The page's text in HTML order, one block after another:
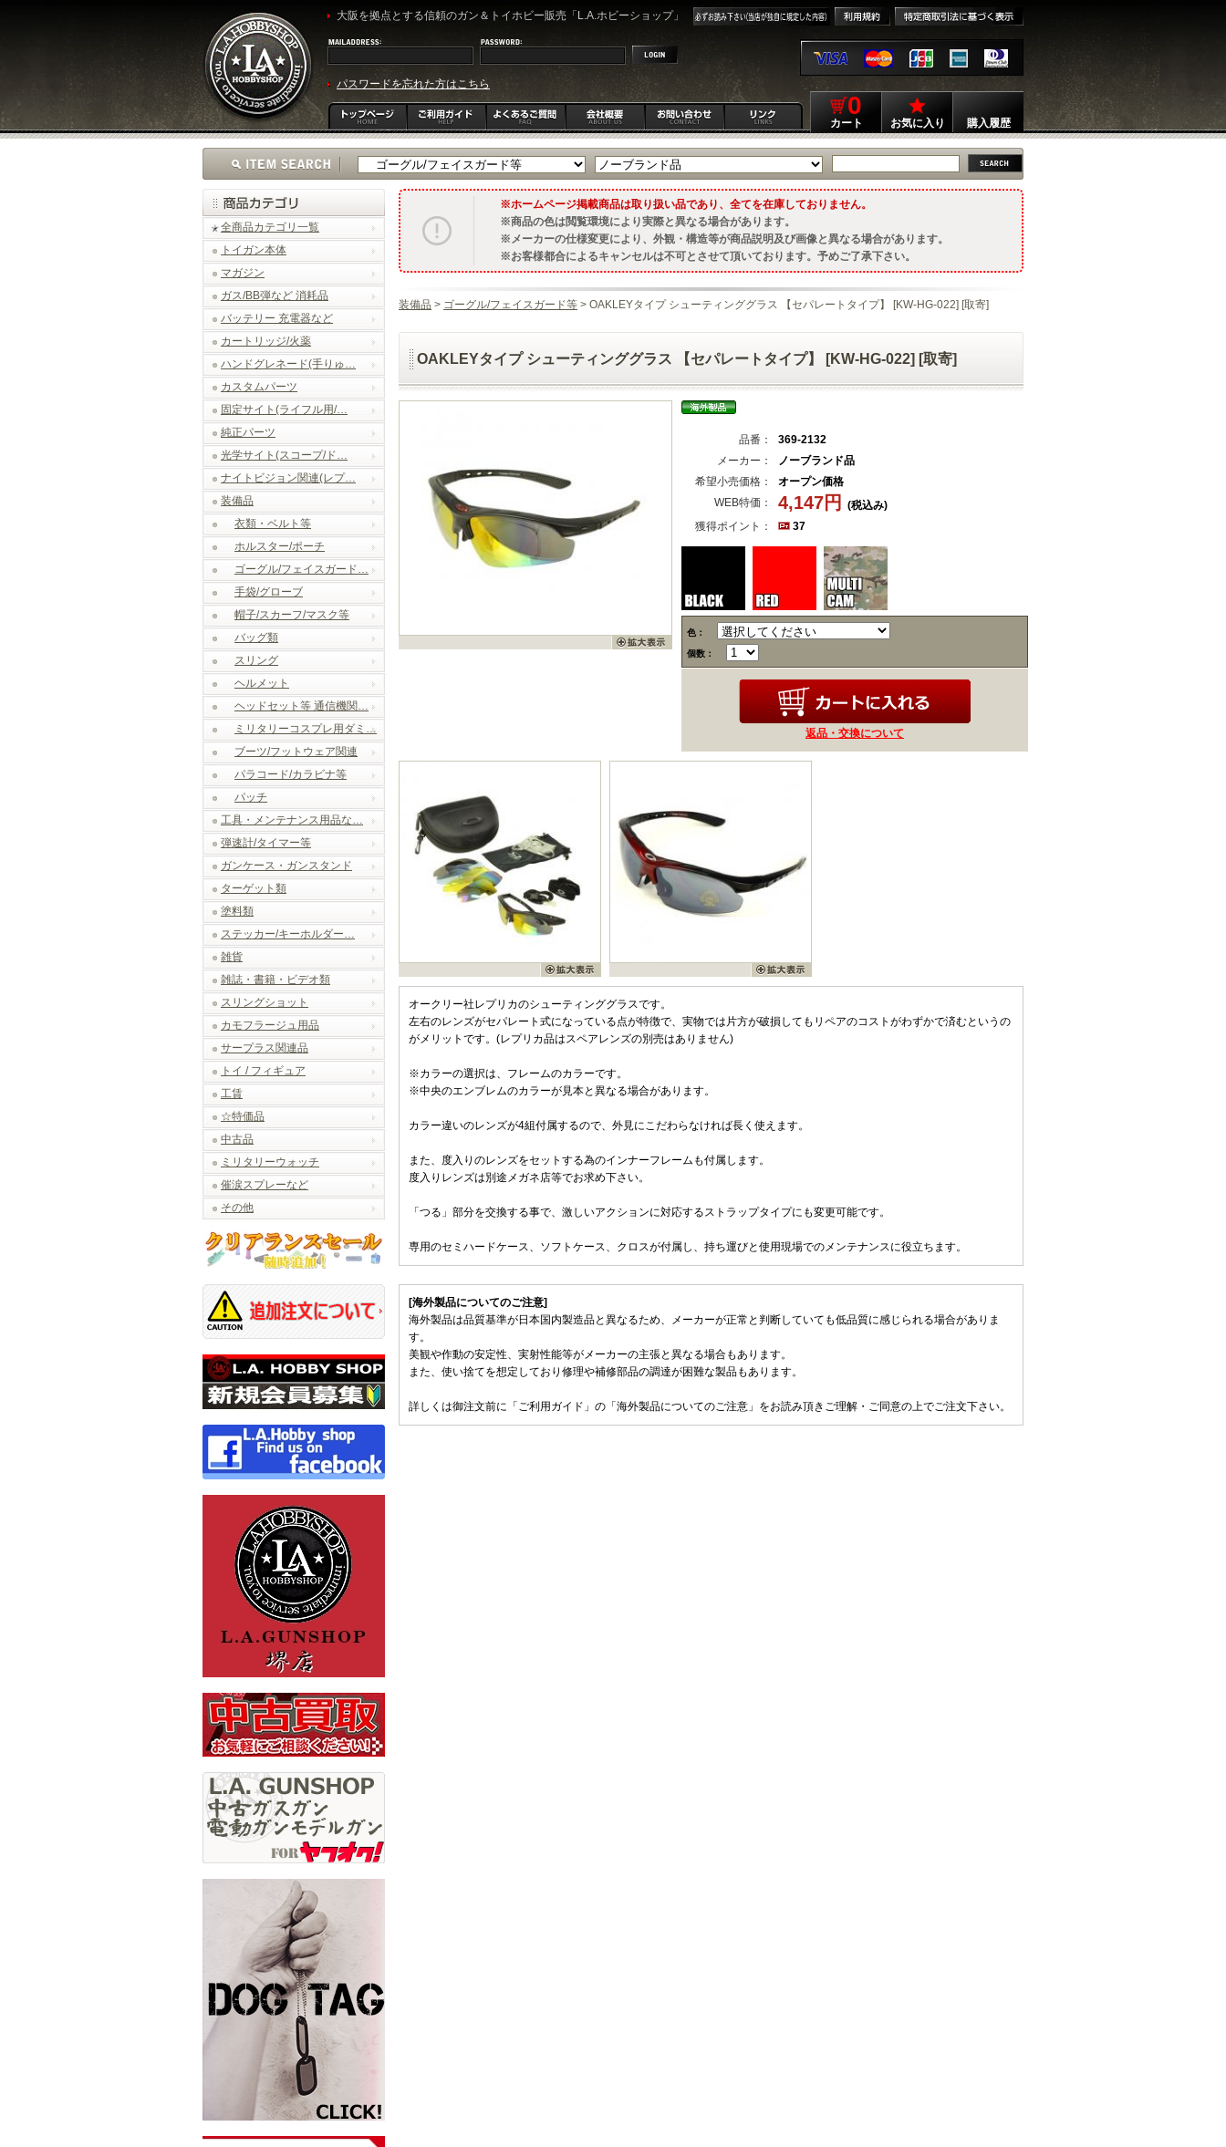
大阪を拠点とする信頼のガン＆トイホビー販売「L.A.ホビーショップ」
パスワードを忘れた方はこちら
0
カート お気に入り 購入履歴
全商品カテゴリ一覧
トイガン本体
マガジン
ガス/BB弾など 消耗品
バッテリー 充電器など
カートリッジ/火薬
ハンドグレネード(手りゅ…
カスタムパーツ
固定サイト(ライフル用/…
純正パーツ
光学サイト(スコープ/ド…
ナイトビジョン関連(レプ…
装備品
衣類・ベルト等
ホルスター/ポーチ
ゴーグル/フェイスガード…
手袋/グローブ
帽子/スカーフ/マスク等
バッグ類
スリング
ヘルメット
ヘッドセット等 通信機関…
ミリタリーコスプレ用ダミ…
ブーツ/フットウェア関連
パラコード/カラビナ等
パッチ
工具・メンテナンス用品な…
弾速計/タイマー等
ガンケース・ガンスタンド
ターゲット類
塗料類
ステッカー/キーホルダー…
雑貨
雑誌・書籍・ビデオ類
スリングショット
カモフラージュ用品
サープラス関連品
トイ / フィギュア
工賃
☆特価品
中古品
ミリタリーウォッチ
催涙スプレーなど
その他
ホームページ掲載商品は取り扱い品であり、全てを在庫しておりません。
商品の色は閲覧環境により実際と異なる場合があります。
メーカーの仕様変更により、外観・構造等が商品説明及び画像と異なる場合があります。
お客様都合によるキャンセルは不可とさせて頂いております。予めご了承下さい。
装備品 > ゴーグル/フェイスガード等 > OAKLEYタイプ シューティンググラス 【セパレートタイプ】 [KW-HG-022] [取寄]
OAKLEYタイプ シューティンググラス 【セパレートタイプ】 [KW-HG-022] [取寄]
品番：
369-2132
メーカー：
ノーブランド品
希望小売価格：
オープン価格
WEB特価：
4,147円
(税込み)
獲得ポイント：
37
色：
個数：
返品・交換について
オークリー社レプリカのシューティンググラスです。
左右のレンズがセパレート式になっている点が特徴で、実物では片方が破損してもリペアのコストがわずかで済むというの
がメリットです。(レプリカ品はスペアレンズの別売はありません)
※カラーの選択は、フレームのカラーです。
※中央のエンブレムのカラーが見本と異なる場合があります。
カラー違いのレンズが4組付属するので、外見にこだわらなければ長く使えます。
また、度入りのレンズをセットする為のインナーフレームも付属します。
度入りレンズは別途メガネ店等でお求め下さい。
「つる」部分を交換する事で、激しいアクションに対応するストラップタイプにも変更可能です。
専用のセミハードケース、ソフトケース、クロスが付属し、持ち運びと使用現場でのメンテナンスに役立ちます。
[海外製品についてのご注意]
海外製品は品質基準が日本国内製造品と異なるため、メーカーが正常と判断していても低品質に感じられる場合がありま
す。
美観や作動の安定性、実射性能等がメーカーの主張と異なる場合もあります。
また、使い捨てを想定しており修理や補修部品の調達が困難な製品もあります。
詳しくは御注文前に「ご利用ガイド」の「海外製品についてのご注意」をお読み頂きご理解・ご同意の上でご注文下さい。